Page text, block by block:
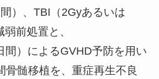
）、 TBI （ 2Gyあるいは
前処置と、
間）によるGVHD予防を用い
骨髄移植を、重症再生不良